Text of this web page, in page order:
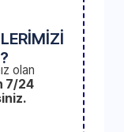
olan
7/24